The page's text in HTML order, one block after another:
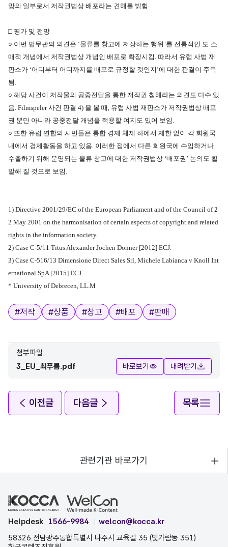
망의 일부로서 저작권법상 배포라는 견해를 밝힘.
□ 평가 및 전망
○ 이번 법무관의 의견은 ‘물류를 창고에 저장하는 행위’를 전통적인 도·소
매적 개념에서 저작권법상 개념인 배포로 확장시킴. 따라서 유럽 사법 재
판소가 ‘어디부터 어디까지를 배포로 규정할 것인지’에 대한 판결이 주목
됨.
○ 해당 사건이 저작물의 공중전달을 통한 저작권 침해라는 의견도 다수 있
음. Filmspeler 사건 판결 4) 을 볼 때, 유럽 사법 재판소가 저작권법상 배포
권 뿐만 아니라 공중전달 개념을 적용할 여지도 있어 보임.
○ 또한 유럽 연합의 시민들은 통합 경제 체제 하에서 제한 없이 각 회원국
내에서 경제활동을 하고 있음. 이러한 점에서 다른 회원국에 수입하거나
수출하기 위해 운영되는 물류 창고에 대한 저작권법상 ‘배포권’ 논의도 활
발해 질 것으로 보임.
1) Directive 2001/29/EC of the European Parliament and of the Council of 2
2 May 2001 on the harmonisation of certain aspects of copyright and related
rights in the information society.
2) Case C-5/11 Titus Alexander Jochen Donner [2012] ECJ.
3) Case C-516/13 Dimensione Direct Sales Srl, Michele Labianca v Knoll Int
ernational SpA [2015] ECJ.
* University of Debrecen, LL.M
태그
#저작 #상품 #창고 #배포 #판매
첨부파일
3_EU_최푸름.pdf
바로보기 내려받기
이전글 다음글 목록
관련기관 바로가기
Helpdesk 1566-9984
welcon@kocca.kr
58326 전남광주통합특별시 나주시 교육길 35 (빛가람동 351)